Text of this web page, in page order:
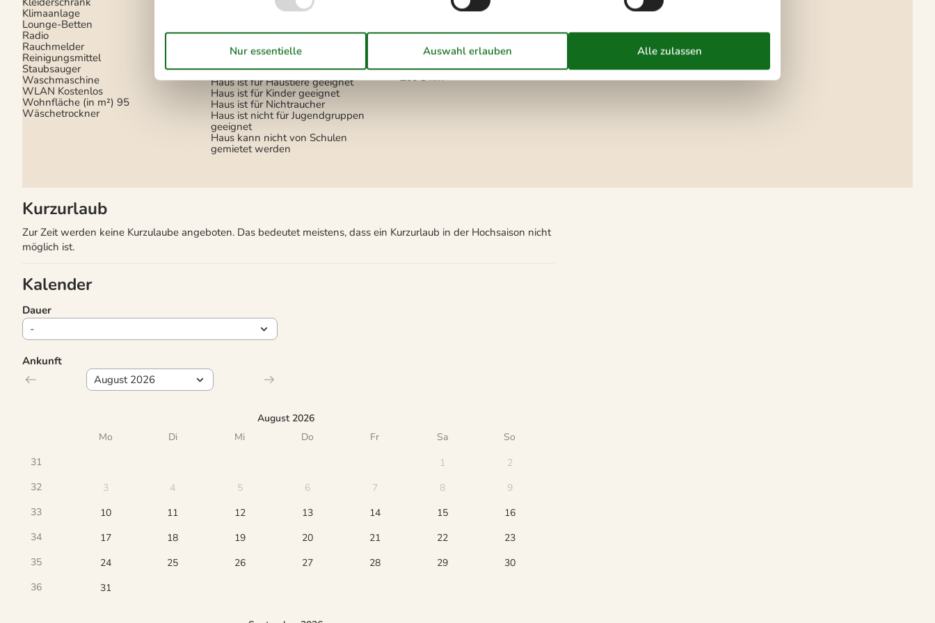
Klimaanlage
Lounge-Betten
Radio
Rauchmelder
Reinigungsmittel
Staubsauger
Waschmaschine
WLAN Kostenlos
Wohnfläche (in m²) 95
Wäschetrockner
Ladestation für Elektrofahrzeuge
Terrasse
Eignung
Haus ist für Haustiere geeignet
Haus ist für Kinder geeignet
Haus ist für Nichtraucher
Haus ist nicht für Jugendgruppen
geeignet
Haus kann nicht von Schulen
gemietet werden
1,2 km
Minigolf / Minigolf 2 km
Restaurants
1,2 km
Strand/Meer/See 910 m
Wasser 910 m
Zoo 8 km
Kurzurlaub
Zur Zeit werden keine Kurzulaube angeboten. Das bedeutet meistens, dass ein Kurzurlaub in der Hochsaison nicht
möglich ist.
Kalender
Ankunft
August 2026
Mo
Di Mi Do Fr Sa
So
31
1
2
32
3 4 5 6 7 8
9
33
10 11 12 13 14 15
16
34
17 18 19 20 21 22
23
35
24 25 26 27 28 29
30
36
31
Dauer